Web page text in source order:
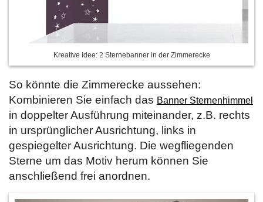
Kreative Idee: 2 Sternebanner in der Zimmerecke
So könnte die Zimmerecke aussehen:
Kombinieren Sie einfach das Banner Sternenhimmel
in doppelter Ausführung miteinander, z.B. rechts
in ursprünglicher Ausrichtung, links in
gespiegelter Ausrichtung. Die wegfliegenden
Sterne um das Motiv herum können Sie
anschließend frei anordnen.